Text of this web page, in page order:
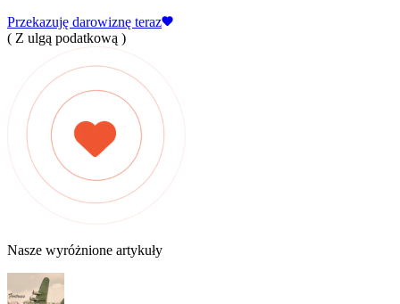
Przekazuję darowiznę teraz
( Z ulgą podatkową )
Nasze wyróżnione artykuły